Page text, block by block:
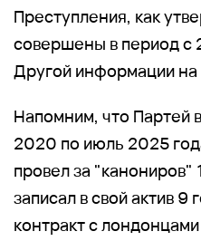
Преступления, как
совершены в период с
Другой информации на
Напомним, что Партей
2020 по июль 2025
провел за "канониров"
записал в свой актив 9
контракт с